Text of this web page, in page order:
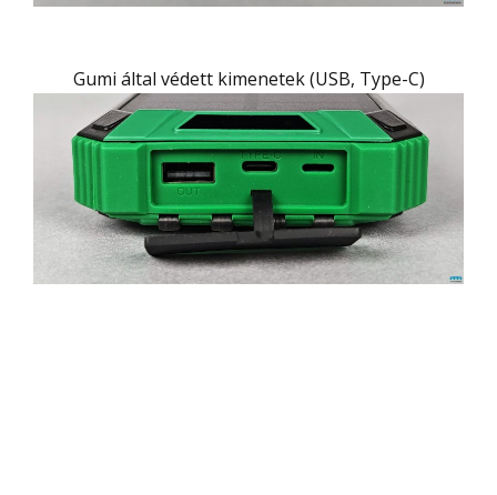
Gumi által védett kimenetek (USB, Type-C)